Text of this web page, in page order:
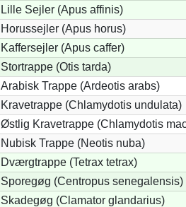
Lille Sejler (Apus affinis)
Horussejler (Apus horus)
Kaffersejler (Apus caffer)
Stortrappe (Otis tarda)
Arabisk Trappe (Ardeotis arabs)
Kravetrappe (Chlamydotis undulata)
Østlig Kravetrappe (Chlamydotis
Nubisk Trappe (Neotis nuba)
Dværgtrappe (Tetrax tetrax)
Sporegøg (Centropus senegalensis)
Skadegøg (Clamator glandarius)